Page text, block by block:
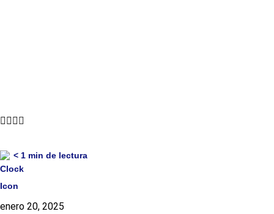
< 1 min de lectura
enero 20, 2025